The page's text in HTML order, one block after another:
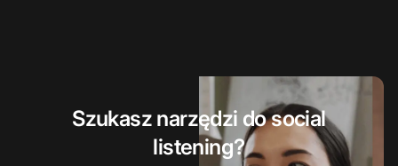
Szukasz narzędzi do social
listening?